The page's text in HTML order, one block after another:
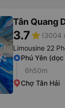
Tân Quang
3.7star (3004
Limousine 22
Phú Yên (dọc
6h50m
Chợ Tân Hải